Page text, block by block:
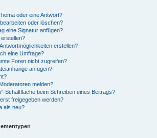
oder eine Antwort?
oder löschen?
eine Signatur anfügen?
erstellen?
eine Umfrage?
Foren nicht zugreifen?
anfügen?
melden?
Schaltfläche beim Schreiben eines Beitrags?
freigegeben werden?
als neu?